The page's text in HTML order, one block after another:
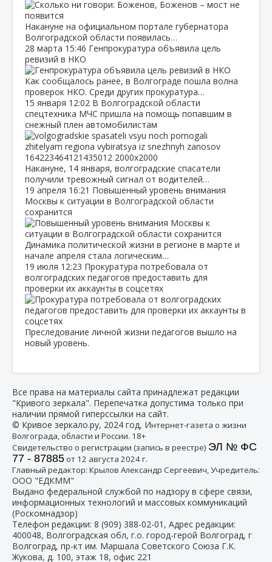
Накануне на официальном портале губернатора
Волгоградской области появилась…
28 марта 15:46 Генпрокуратура объявила цель
ревизий в НКО
Как сообщалось ранее, в Волгограде пошла волна
проверок НКО. Среди других прокуратура…
15 января 12:02 В Волгоградской области
спецтехника МЧС пришла на помощь попавшим в
снежный плен автомобилистам
Накануне, 14 января, волгоградские спасатели
получили тревожный сигнал от водителей…
19 апреля 16:21 Повышенный уровень внимания
Москвы к ситуации в Волгоградской области
сохранится
Динамика политической жизни в регионе в марте и
начале апреля стала логическим…
19 июля 12:23 Прокуратура потребовала от
волгоградских педагогов предоставить для
проверки их аккаунты в соцсетях
Преследование личной жизни педагогов вышло на
новый уровень.
Все права на материалы сайта принадлежат редакции
"Кривого зеркала". Перепечатка допустима только при
наличии прямой гиперссылки на сайт.
© Кривое зеркало.ру, 2024 год, Интернет-газета о жизни
Волгограда, области и России. 18+
Свидетельство о регистрации (запись в реестре) ЭЛ № ФС
77 - 87885от 12 августа 2024 г.
Главный редактор: Крылов Александр Сергеевич, Учредитель:
ООО "ЕДКММ"
Выдано федеральной службой по надзору в сфере связи,
информационных технологий и массовых коммуникаций
(Роскомнадзор)
Телефон редакции: 8 (909) 388-02-01 , Адрес редакции:
400048, Волгоградская обл, г.о. город-герой Волгоград, г
Волгоград, пр-кт им. Маршала Советского Союза Г.К.
Жукова, д. 100, этаж 18, офис 221